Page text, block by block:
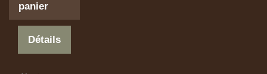
panier
Détails